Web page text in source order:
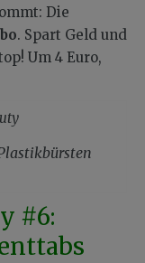
Die
. Spart Geld und
Um 4 Euro,
#6: